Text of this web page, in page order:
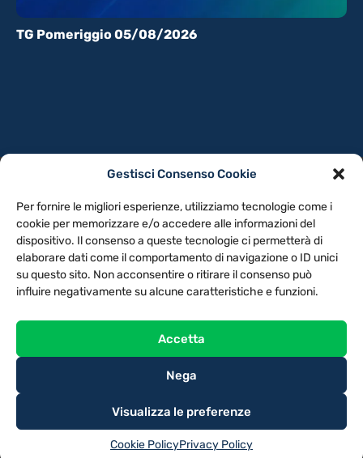
Gestisci Consenso Cookie
Per fornire le migliori esperienze, utilizziamo tecnologie come i
cookie per memorizzare e/o accedere alle informazioni del
dispositivo. Il consenso a queste tecnologie ci permetterà di
elaborare dati come il comportamento di navigazione o ID unici
su questo sito. Non acconsentire o ritirare il consenso può
influire negativamente su alcune caratteristiche e funzioni.
Accetta
Nega
Visualizza le preferenze
Cookie PolicyPrivacy Policy
TG Pomeriggio 05/08/2026
NOTE LEGALI
CONTATTACI PREFERENZE
TV LIBERA S.P.A.
Via Monteleonese 95/21 – 51100 Pistoia (PT)
Tel. 0573.9136 / Fax 0573.913615